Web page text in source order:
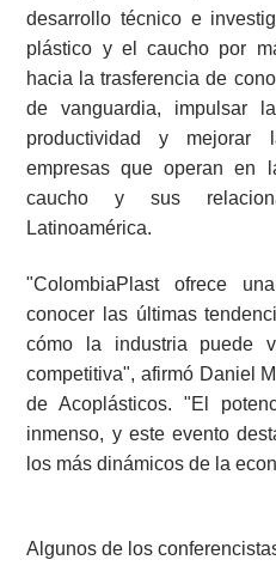
desarrollo técnico e
plástico y el caucho por
hacia la trasferencia de
de vanguardia, impulsar
productividad y mejorar
empresas que operan en
caucho y sus
Latinoamérica.
"ColombiaPlast ofrece
conocer las últimas
cómo la industria puede
competitiva", afirmó Daniel
de Acoplásticos. "El
inmenso, y este evento
los más dinámicos de la
Algunos de los